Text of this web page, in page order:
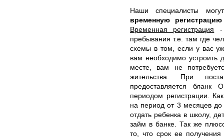
Наши специалисты
временную
Временная регистрация -
пребывания т.е. там где
схемы в том, если у вас
вам необходимо устроить
месте, вам не
жительства. При
предоставляется
периодом регистрации.
на период от 3 месяцев
отдать ребенка в школу,
займ в банке. Так же
то, что срок ее